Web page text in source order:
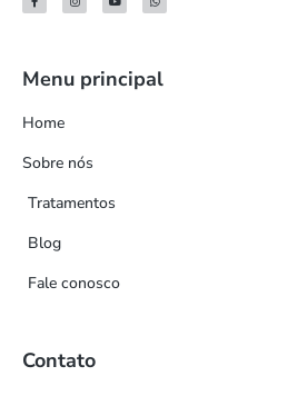
Menu principal
Home
Sobre nós
Tratamentos
Blog
Fale conosco
Contato